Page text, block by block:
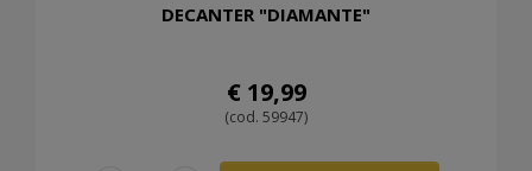
DECANTER "DIAMANTE"
€ 19,99
(cod. 59947)